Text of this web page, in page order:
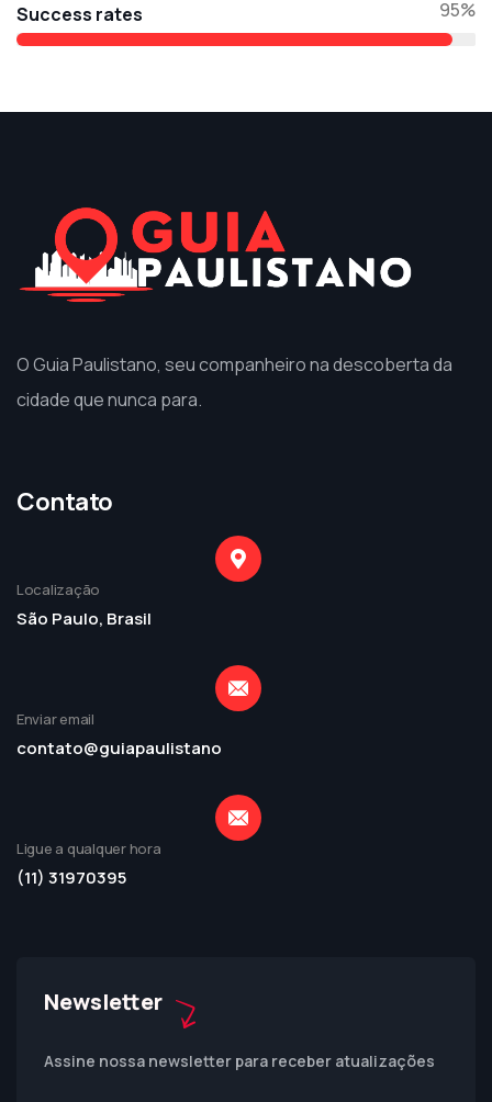
Success rates 95%
O Guia Paulistano, seu companheiro na descoberta da
cidade que nunca para.
Contato
Localização
São Paulo, Brasil
Enviar email
contato@guiapaulistano
Ligue a qualquer hora
(11) 31970395
Newsletter
Assine nossa newsletter para receber atualizações